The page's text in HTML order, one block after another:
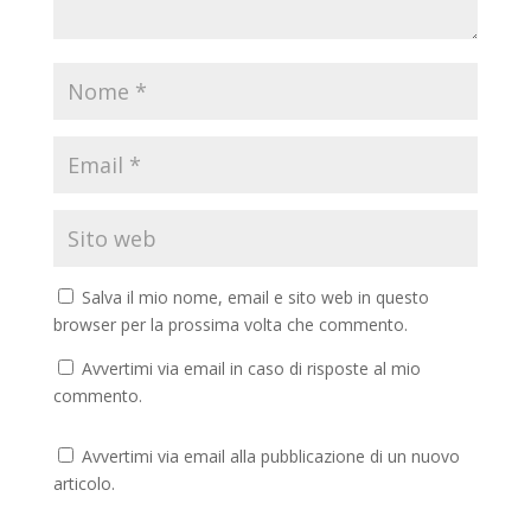
Salva il mio nome, email e sito web in questo
browser per la prossima volta che commento.
Avvertimi via email in caso di risposte al mio
commento.
Avvertimi via email alla pubblicazione di un nuovo
articolo.